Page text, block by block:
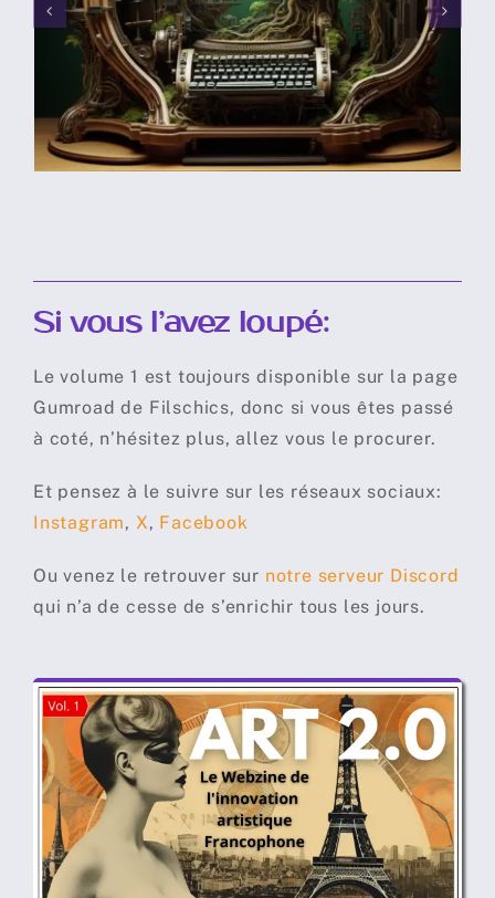
Si vous l’avez loupé:
Le volume 1 est toujours disponible sur la page
Gumroad de Filschics, donc si vous êtes passé
à coté, n’hésitez plus, allez vous le procurer.
Et pensez à le suivre sur les réseaux sociaux:
Instagram, X, Facebook
Ou venez le retrouver sur notre serveur Discord
qui n’a de cesse de s’enrichir tous les jours.